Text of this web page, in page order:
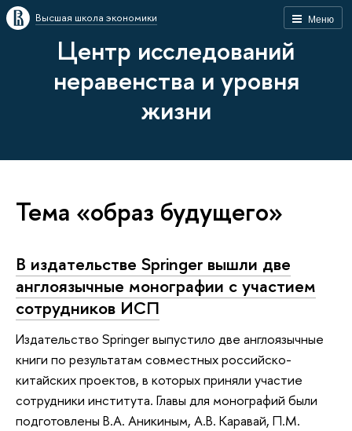
Меню
Высшая школа экономики
Центр исследований
неравенства и уровня
жизни
Тема «образ будущего»
В издательстве Springer вышли две
англоязычные монографии с участием
сотрудников ИСП
Издательство Springer выпустило две англоязычные
книги по результатам совместных российско-
китайских проектов, в которых приняли участие
сотрудники института. Главы для монографий были
подготовлены В.А. Аникиным, А.В. Каравай, П.М.